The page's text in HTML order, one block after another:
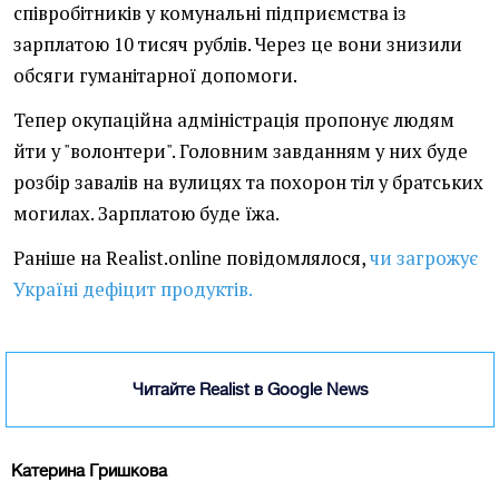
співробітників у комунальні підприємства із
зарплатою 10 тисяч рублів. Через це вони знизили
обсяги гуманітарної допомоги.
Тепер окупаційна адміністрація пропонує людям
йти у "волонтери". Головним завданням у них буде
розбір завалів на вулицях та похорон тіл у братських
могилах. Зарплатою буде їжа.
Раніше на Realist.online повідомлялося,чи загрожує
Україні дефіцит продуктів.
Читайте Realist в Google News
Катерина Гришкова